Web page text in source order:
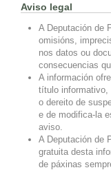
Aviso legal
A Deputación de
omisións,
nos datos ou
consecuencias
A información
título informativo,
o dereito de
e de modifica-la
aviso.
A Deputación de
gratuita desta
de páxinas